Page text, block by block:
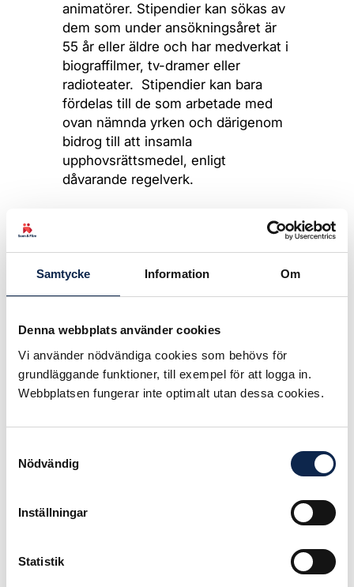
Samtycke Information Om
Denna webbplats använder cookies
Vi använder nödvändiga cookies som behövs för
grundläggande funktioner, till exempel för att logga in.
Webbplatsen fungerar inte optimalt utan dessa cookies.
Nödvändig
Inställningar
Statistik
animatörer. Stipendier kan sökas av
dem som under ansökningsåret är
55 år eller äldre och har medverkat i
biograffilmer, tv-dramer eller
radioteater. Stipendier kan bara
fördelas till de som arbetade med
ovan nämnda yrken och därigenom
bidrog till att insamla
upphovsrättsmedel, enligt
dåvarande regelverk.
yrkeskategorier kan söka stipendier.
Både du som svensk medborgare
söka.
Skickar du flera ansökningar
använder vi den senast inskickade
versionen.